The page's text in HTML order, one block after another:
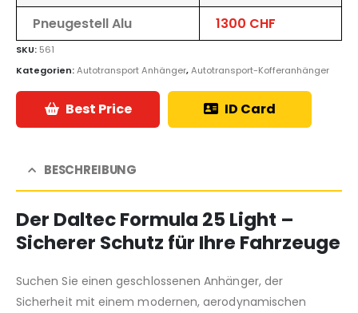
Pneugestell Alu 1300 CHF
SKU: 561
Kategorien:Autotransport Anhänger,Autotransport-Kofferanhänger
Best Price ID Card
BESCHREIBUNG
Der Daltec Formula 25 Light –
Sicherer Schutz für Ihre Fahrzeuge
Suchen Sie einen geschlossenen Anhänger, der
Sicherheit mit einem modernen, aerodynamischen